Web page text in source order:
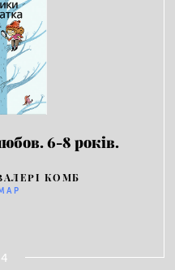
6-8 років.
КОМБ
4